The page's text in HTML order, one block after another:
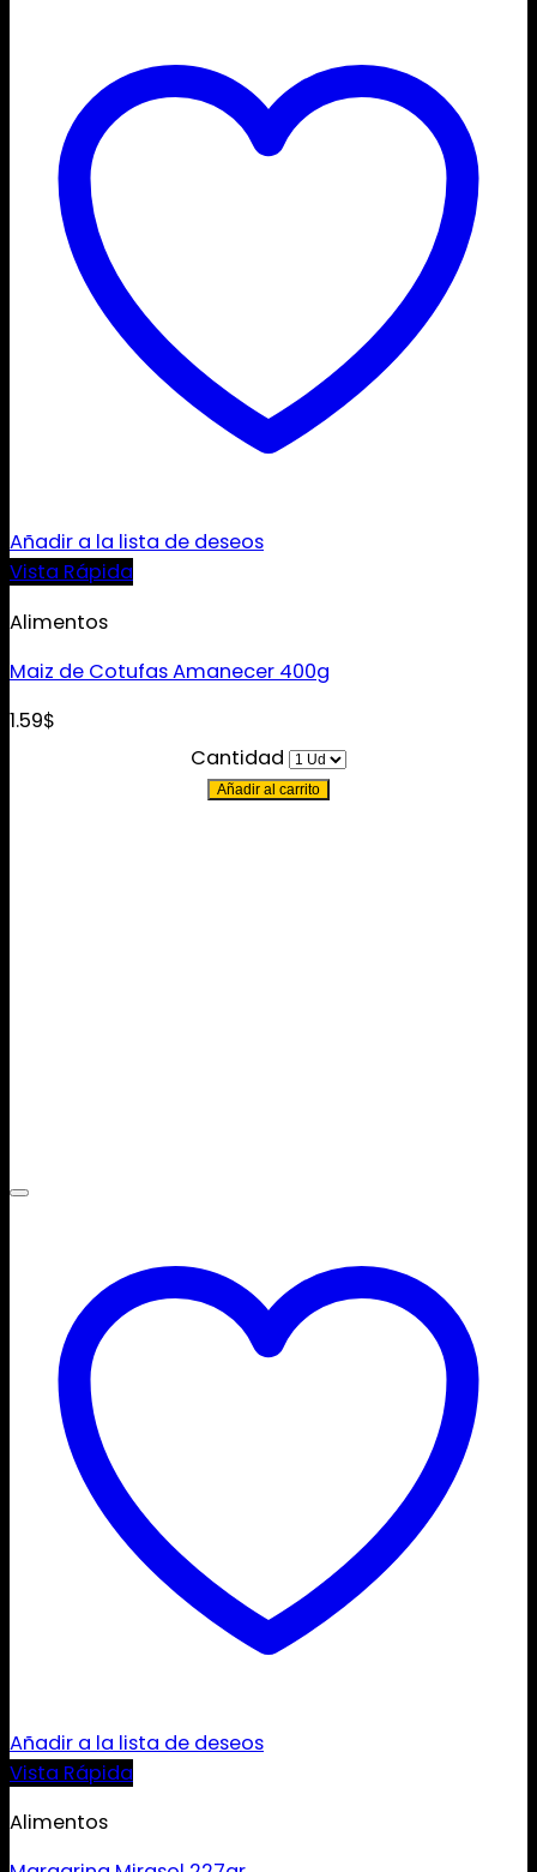
Añadir a la lista de deseos
Vista Rápida
Alimentos
Maiz de Cotufas Amanecer 400g
1.59$
Cantidad
Añadir al carrito
Añadir a la lista de deseos
Vista Rápida
Alimentos